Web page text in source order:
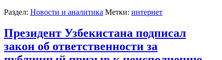
Раздел: Новости и аналитика Метки: интернет
Президент Узбекистана подписал
закон об ответственности за